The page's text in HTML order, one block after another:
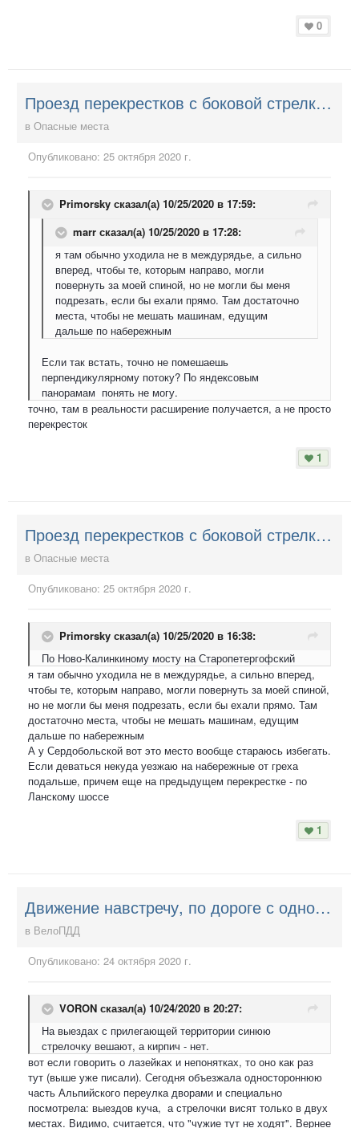
0
Проезд перекрестков с боковой стрелкой (направо), в ожидании зеленого (прямо)
в Опасные места
Опубликовано: 25 октября 2020 г.
Primorsky сказал(а) 10/25/2020 в 17:59:
marr сказал(а) 10/25/2020 в 17:28:
я там обычно уходила не в междурядье, а сильно
вперед, чтобы те, которым направо, могли
повернуть за моей спиной, но не могли бы меня
подрезать, если бы ехали прямо. Там достаточно
места, чтобы не мешать машинам, едущим
дальше по набережным
Если так встать, точно не помешаешь
перпендикулярному потоку? По яндексовым
панорамам понять не могу.
точно, там в реальности расширение получается, а не просто
перекресток
1
Проезд перекрестков с боковой стрелкой (направо), в ожидании зеленого (прямо)
в Опасные места
Опубликовано: 25 октября 2020 г.
Primorsky сказал(а) 10/25/2020 в 16:38:
По Ново-Калинкиному мосту на Старопетергофский
я там обычно уходила не в междурядье, а сильно вперед,
чтобы те, которым направо, могли повернуть за моей спиной,
но не могли бы меня подрезать, если бы ехали прямо. Там
достаточно места, чтобы не мешать машинам, едущим
дальше по набережным
А у Сердобольской вот это место вообще стараюсь избегать.
Если деваться некуда уезжаю на набережные от греха
подальше, причем еще на предыдущем перекрестке - по
Ланскому шоссе
1
Движение навстречу, по дороге с односторонним движением - можно?
в ВелоПДД
Опубликовано: 24 октября 2020 г.
VORON сказал(а) 10/24/2020 в 20:27:
На выездах с прилегающей территории синюю
стрелочку вешают, а кирпич - нет.
вот если говорить о лазейках и непонятках, то оно как раз
тут (выше уже писали). Сегодня объезжала одностороннюю
часть Альпийского переулка дворами и специально
посмотрела: выездов куча, а стрелочки висят только в двух
местах. Видимо, считается, что "чужие тут не ходят". Вернее